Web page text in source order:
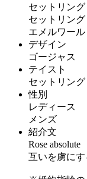
セットリング
セットリン
エメルワー
デザイン
ゴージャス
テイスト
セットリン
性別
レディース
メンズ
紹介文
Rose
互いを虜に